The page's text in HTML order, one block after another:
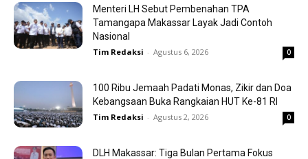
Menteri LH Sebut Pembenahan TPA
Tamangapa Makassar Layak Jadi Contoh
Nasional
Tim Redaksi - Agustus 6, 2026 0
100 Ribu Jemaah Padati Monas, Zikir dan Doa
Kebangsaan Buka Rangkaian HUT Ke-81 RI
Tim Redaksi - Agustus 2, 2026 0
DLH Makassar: Tiga Bulan Pertama Fokus